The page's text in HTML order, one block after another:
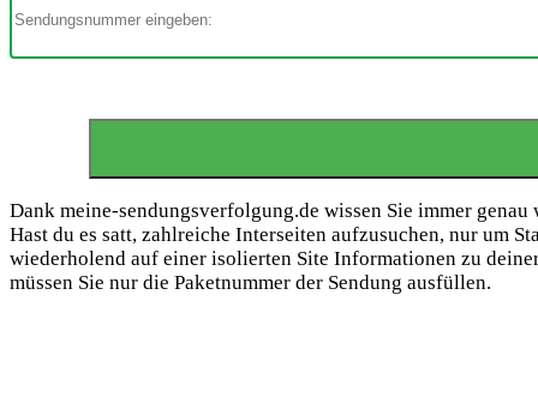
Dank meine-sendungsverfolgung.de wissen Sie immer
Hast du es satt, zahlreiche Interseiten aufzusuchen, nur um
wiederholend auf einer isolierten Site Informationen zu
müssen Sie nur die Paketnummer der Sendung ausfüllen.